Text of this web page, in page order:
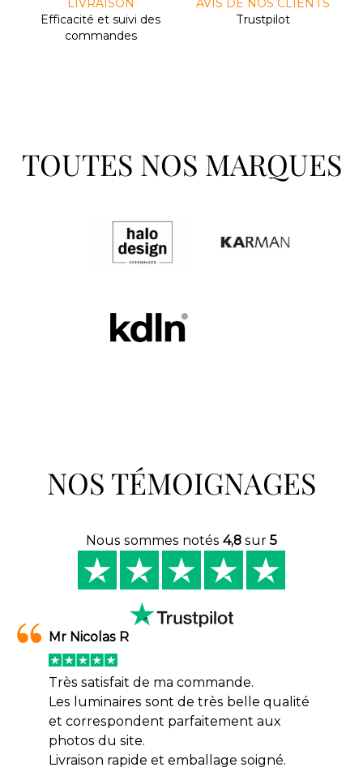
LIVRAISON
Efﬁcacité et suivi des
commandes
AVIS DE NOS CLIENTS
Trustpilot
TOUTES NOS MARQUES
NOS TÉMOIGNAGES
Nous sommes notés 4,8 sur 5
Mr Nicolas R
Très satisfait de ma commande.
Les luminaires sont de très belle qualité
et correspondent parfaitement aux
photos du site.
Livraison rapide et emballage soigné.